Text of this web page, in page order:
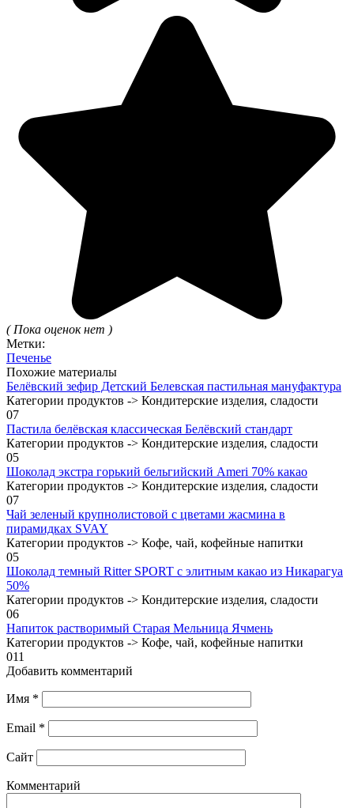
( Пока оценок нет )
Метки:
Печенье
Похожие материалы
Белёвский зефир Детский Белевская пастильная мануфактура
Категории продуктов -> Кондитерские изделия, сладости
07
Пастила белёвская классическая Белёвский стандарт
Категории продуктов -> Кондитерские изделия, сладости
05
Шоколад экстра горький бельгийский Ameri 70% какао
Категории продуктов -> Кондитерские изделия, сладости
07
Чай зеленый крупнолистовой с цветами жасмина в
пирамидках SVAY
Категории продуктов -> Кофе, чай, кофейные напитки
05
Шоколад темный Ritter SPORT с элитным какао из Никарагуа
50%
Категории продуктов -> Кондитерские изделия, сладости
06
Напиток растворимый Старая Мельница Ячмень
Категории продуктов -> Кофе, чай, кофейные напитки
011
Добавить комментарий
Имя *
Email *
Сайт
Комментарий